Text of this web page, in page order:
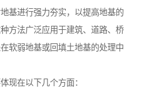
基进行强力夯实，以提高地基的
方法广泛应用于建筑、道路、桥
软弱地基或回填土地基的处理中
现在以下几个方面：